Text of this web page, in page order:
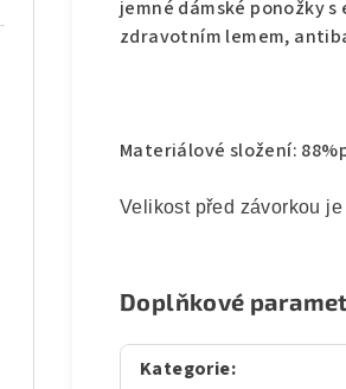
jemné dámské ponožky
zdravotním lemem,
Materiálové složení:
Velikost před závorkou
Doplňkové
Kategorie: